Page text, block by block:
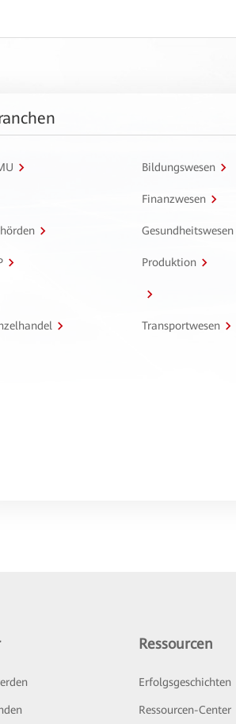
Bildungswesen
Finanzwesen
Gesundheitswesen
Produktion
Transportwesen
Ressourcen
Erfolgsgeschichten
Ressourcen-Center